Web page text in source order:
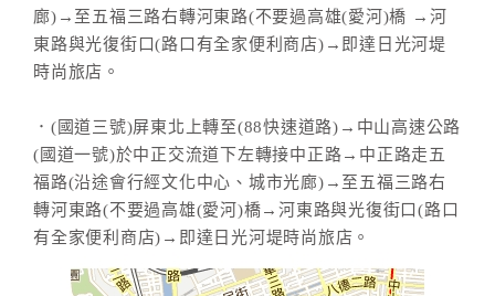
廊)→至五福三路右轉河東路(不要過高雄(愛河)橋 →河
東路與光復街口(路口有全家便利商店)→即達日光河堤
時尚旅店。
．(國道三號)屏東北上轉至(88快速道路)→中山高速公路
(國道一號)於中正交流道下左轉接中正路→中正路走五
福路(沿途會行經文化中心、城市光廊)→至五福三路右
轉河東路(不要過高雄(愛河)橋→河東路與光復街口(路口
有全家便利商店)→即達日光河堤時尚旅店。